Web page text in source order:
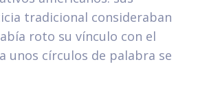
tradicional consideraban
roto su vínculo con el
unos círculos de palabra se